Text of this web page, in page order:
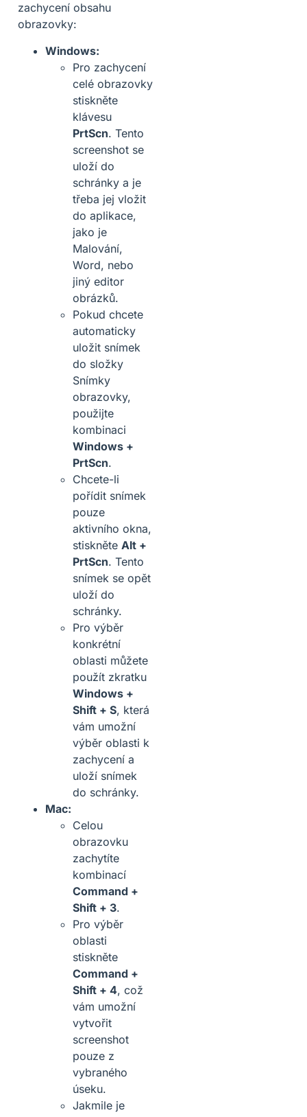
zachycení obsahu
obrazovky:
Windows:
Pro zachycení
celé obrazovky
stiskněte
klávesu
PrtScn. Tento
screenshot se
uloží do
schránky a je
třeba jej vložit
do aplikace,
jako je
Malování,
Word, nebo
jiný editor
obrázků.
Pokud chcete
automaticky
uložit snímek
do složky
Snímky
obrazovky,
použijte
kombinaci
Windows +
PrtScn.
Chcete-li
pořídit snímek
pouze
aktivního okna,
stiskněte Alt +
PrtScn. Tento
snímek se opět
uloží do
schránky.
Pro výběr
konkrétní
oblasti můžete
použít zkratku
Windows +
Shift + S, která
vám umožní
výběr oblasti k
zachycení a
uloží snímek
do schránky.
Mac:
Celou
obrazovku
zachytíte
kombinací
Command +
Shift + 3.
Pro výběr
oblasti
stiskněte
Command +
Shift + 4, což
vám umožní
vytvořit
screenshot
pouze z
vybraného
úseku.
Jakmile je